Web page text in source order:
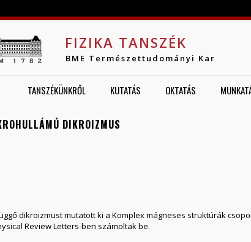
FIZIKA TANSZÉK
BME Természettudományi Kar
TANSZÉKÜNKRŐL KUTATÁS OKTATÁS
DIKROIZMUS
dikroizmust mutatott ki a Komplex mágneses struktúrák
Review Letters-ben számoltak be.